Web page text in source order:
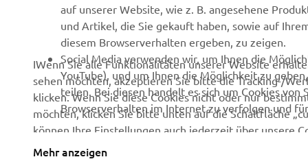
Grundlegende
Nachhaltigkeitsrichtlinie
Menschenrechtsrichtlinie
Whistleblower-Kanal
Technische Informationen
für unabhängige
Handelspartner
Yamalube Safety Data
Sheets
auf unserer Website, wie z. B. angesehene
und Artikel, die Sie gekauft haben, sowie auf
diesem Browserverhalten ergeben, zu zeigen.
Social Media verwenden wir, um Ihnen die
YouTube), und um Ihnen die Möglichkeit zu
teilen. Bei diesen handelt es sich um Cookies
Browserverhalten im Internet zu verfolgen und
IWenn Sie alle Funktionalitäten unserer Website
sehen möchten, akzeptieren Sie bitte die Tracking-/
klicken. Wenn Sie diese Cookies nicht oder nur
möchten, klicken Sie bitte unten auf die Schaltfläche
können Ihre Einstellungen auch jederzeit über unsere
Cookie-Richtlinie
Mehr anzeigen